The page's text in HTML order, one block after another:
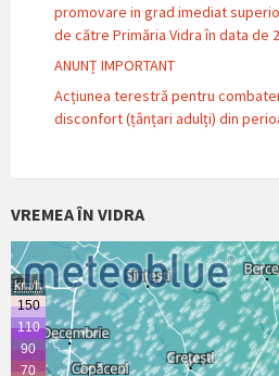
promovare in grad imediat
de către Primăria Vidra în data de
ANUNȚ IMPORTANT
Acțiunea terestră pentru
disconfort (țânțari adulți) din
VREMEA ÎN VIDRA